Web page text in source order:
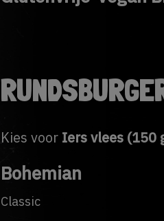
Kies voor Iers vlees (150
Bohemian
Classic